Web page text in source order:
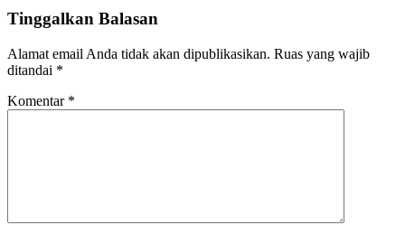
Tinggalkan Balasan
Alamat email Anda tidak akan dipublikasikan. Ruas yang wajib
ditandai *
Komentar *